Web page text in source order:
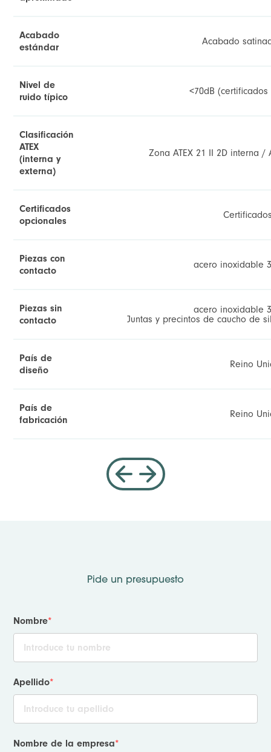
Acabado
estándar
Acabado
Nivel de
ruido típico
<70dB
Clasificación
ATEX
(interna y
externa)
Zona ATEX 21 II 2D interna /
Certificados
opcionales
Piezas con
contacto
acero inoxidable
Piezas sin
contacto
acero inoxidable
Juntas y precintos de caucho de
País de
diseño
Reino
País de
fabricación
Reino
Pide un presupuesto
Nombre*
Apellido*
Nombre de la empresa*